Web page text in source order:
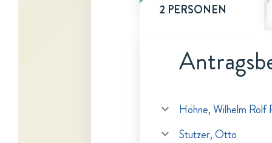
2 PERSONEN
Höhne, Wilhelm Rolf
Stutzer, Otto